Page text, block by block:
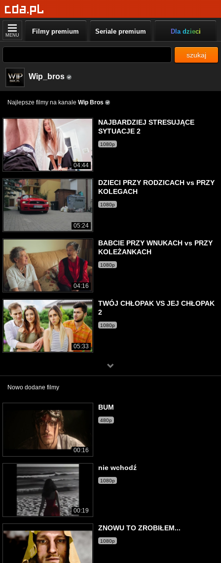
MENU Filmy premium Seriale premium Dla dzieci
szukaj
Wip_bros
Najlepsze filmy na kanale Wip Bros
04:44
NAJBARDZIEJ STRESUJĄCE
SYTUACJE 2
1080p
05:24
DZIECI PRZY RODZICACH vs PRZY
KOLEGACH
1080p
04:16
BABCIE PRZY WNUKACH vs PRZY
KOLEŻANKACH
1080p
05:33
TWÓJ CHŁOPAK VS JEJ CHŁOPAK
2
1080p
Nowo dodane filmy
00:16
BUM
480p
00:19
nie wchodź
1080p
ZNOWU TO ZROBIŁEM...
1080p